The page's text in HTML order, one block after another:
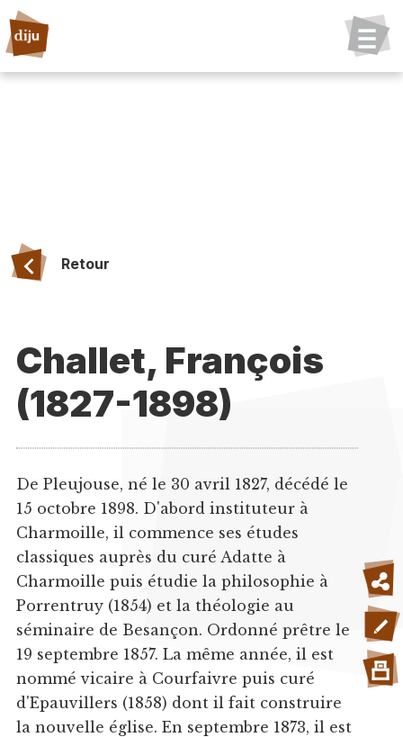
Retour
Challet, François
(1827-1898)
De Pleujouse, né le 30 avril 1827, décédé le
15 octobre 1898. D'abord instituteur à
Charmoille, il commence ses études
classiques auprès du curé Adatte à
Charmoille puis étudie la philosophie à
Porrentruy (1854) et la théologie au
séminaire de Besançon. Ordonné prêtre le
19 septembre 1857. La même année, il est
nommé vicaire à Courfaivre puis curé
d'Epauvillers (1858) dont il fait construire
la nouvelle église. En septembre 1873, il est